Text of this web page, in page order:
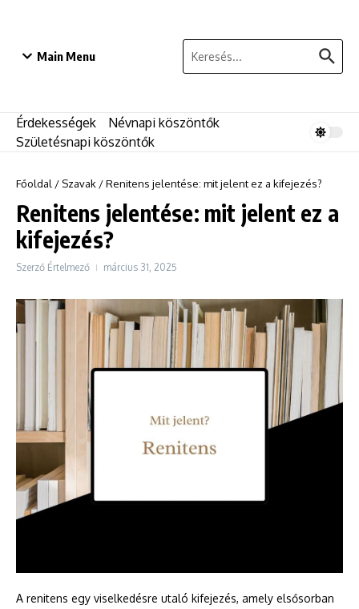
Main Menu
Keresés:
Érdekességek
Névnapi köszöntők
Születésnapi köszöntők
Főoldal / Szavak /Renitens jelentése: mit jelent ez a kifejezés?
Renitens jelentése: mit jelent ez a
kifejezés?
Szerző Értelmező március 31, 2025
A renitens egy viselkedésre utaló kifejezés, amely elsősorban